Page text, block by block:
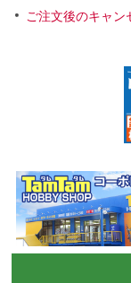
ご注文後のキャン